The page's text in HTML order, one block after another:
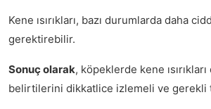
Kene ısırıkları, bazı durumlarda daha
gerektirebilir.
Sonuç olarak, köpeklerde kene
belirtilerini dikkatlice izlemeli ve gerekli